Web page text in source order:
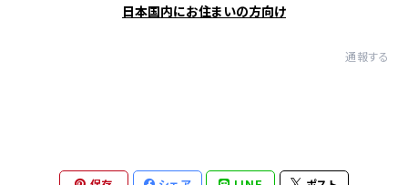
日本国内にお住まいの方向け
通報する